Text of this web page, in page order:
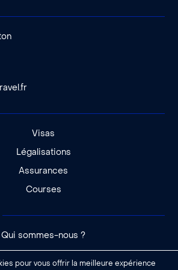
Visas
Légalisations
Assurances
Courses
Qui sommes-nous ?
pour vous offrir la meilleure expérience